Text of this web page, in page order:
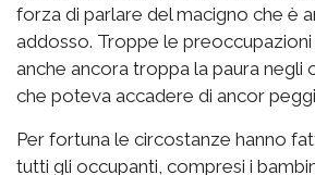
forza di parlare del macigno che è
addosso. Troppe le
anche ancora troppa la paura negli
che poteva accadere di ancor
Per fortuna le circostanze hanno
tutti gli occupanti, compresi i